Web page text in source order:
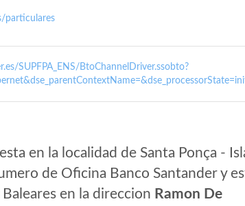
particulares
SUPFPA_ENS/BtoChannelDriver.ssobto?
en la localidad de Santa Ponça -
de Oficina Banco Santander y
en la direccion Ramon De